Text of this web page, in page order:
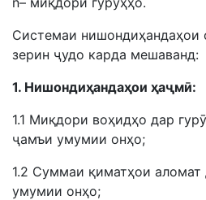
Системаи нишондиҳандаҳои
зерин ҷудо карда мешаванд:
1. Нишондиҳандаҳои ҳаҷмӣ:
1.1 Миқдори воҳидҳо дар
ҷамъи умумии онҳо;
1.2 Суммаи қиматҳои аломат
умумии онҳо;